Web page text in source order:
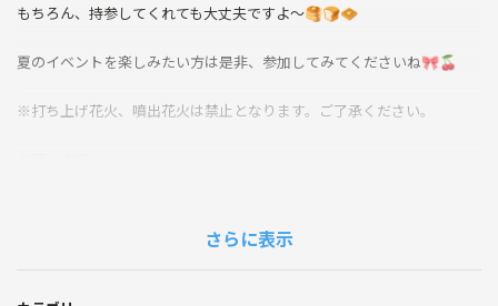
もちろん、持参してくれても大丈夫ですよ〜🥞🍞🧇
夏のイベントを楽しみたい方は是非、参加してみてくださいね🎀🍒
※打ち上げ花火、噴出花火は禁止となります。ご了承ください。
さらに表示